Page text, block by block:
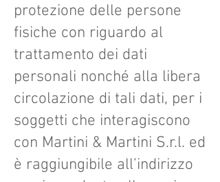
protezione delle persone
fisiche con riguardo al
trattamento dei dati
personali nonché alla libera
circolazione di tali dati, per i
soggetti che interagiscono
con Martini & Martini S.r.l. ed
è raggiungibile all’indirizzo